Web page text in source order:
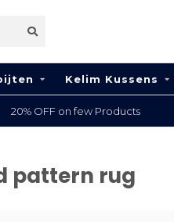
Kelim Kussens
20% OFF on few Products
pattern rug